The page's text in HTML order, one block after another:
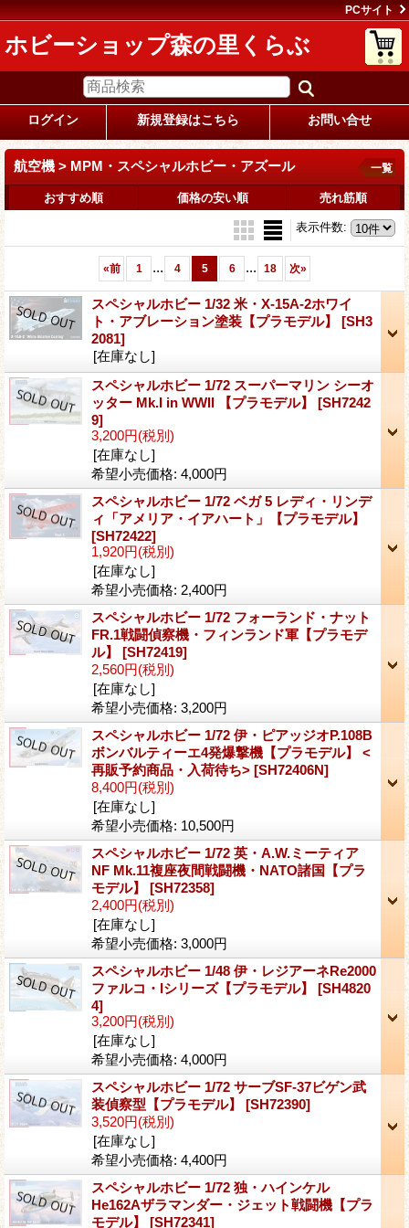
PCサイト
ホビーショップ森の里くらぶ
ログイン 新規登録はこちら お問い合せ
航空機 > MPM・スペシャルホビー・アズール 一覧
おすすめ順 価格の安い順 売れ筋順
表示件数:
«前 1 ... 4 5 6 ... 18 次»
スペシャルホビー 1/32 米・X-15A-2ホワイ
ト・アブレーション塗装【プラモデル】 [SH3
2081]
[在庫なし]
スペシャルホビー 1/72 スーパーマリン シーオ
ッター Mk.I in WWII 【プラモデル】 [SH7242
9]
3,200円(税別)
[在庫なし]
希望小売価格: 4,000円
スペシャルホビー 1/72 ベガ 5 レディ・リンデ
ィ「アメリア・イアハート」【プラモデル】
[SH72422]
1,920円(税別)
[在庫なし]
希望小売価格: 2,400円
スペシャルホビー 1/72 フォーランド・ナット
FR.1戦闘偵察機・フィンランド軍【プラモデ
ル】 [SH72419]
2,560円(税別)
[在庫なし]
希望小売価格: 3,200円
スペシャルホビー 1/72 伊・ピアッジオP.108B
ボンバルティーエ4発爆撃機【プラモデル】 <
再販予約商品・入荷待ち> [SH72406N]
8,400円(税別)
[在庫なし]
希望小売価格: 10,500円
スペシャルホビー 1/72 英・A.W.ミーティア
NF Mk.11複座夜間戦闘機・NATO諸国【プラ
モデル】 [SH72358]
2,400円(税別)
[在庫なし]
希望小売価格: 3,000円
スペシャルホビー 1/48 伊・レジアーネRe2000
ファルコ・Iシリーズ【プラモデル】 [SH4820
4]
3,200円(税別)
[在庫なし]
希望小売価格: 4,000円
スペシャルホビー 1/72 サーブSF-37ビゲン武
装偵察型【プラモデル】 [SH72390]
3,520円(税別)
[在庫なし]
希望小売価格: 4,400円
スペシャルホビー 1/72 独・ハインケル
He162Aザラマンダー・ジェット戦闘機【プラ
モデル】 [SH72341]